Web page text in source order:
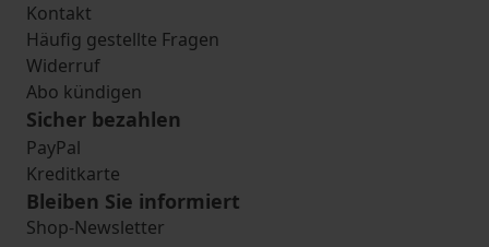
Kontakt
Häufig gestellte Fragen
Widerruf
Abo kündigen
Sicher bezahlen
PayPal
Kreditkarte
Bleiben Sie informiert
Shop-Newsletter